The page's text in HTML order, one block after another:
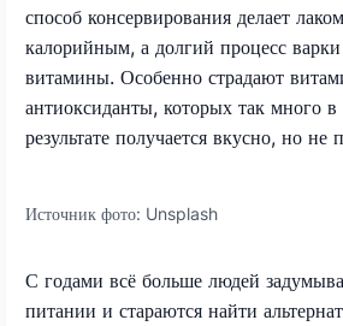
способ консервирования делает
калорийным, а долгий процесс варки
витамины. Особенно страдают
антиоксиданты, которых так много
результате получается вкусно, но не
Источник фото: Unsplash
С годами всё больше людей
питании и стараются найти